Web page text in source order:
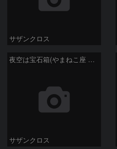
サザンクロス
夜空は宝石箱(やまねこ座 NGC2683) Seestar50
サザンクロス